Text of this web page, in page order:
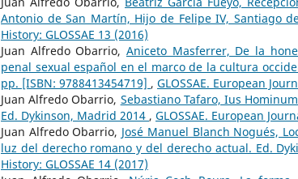
Antonio de San Martín, Hijo de Felipe IV, Santiago
History: GLOSSAE 13 (2016)
Juan Alfredo Obarrio, Aniceto Masferrer, De la
penal sexual español en el marco de la cultura
pp. [ISBN: 9788413454719] , GLOSSAE. European
Juan Alfredo Obarrio, Sebastiano Tafaro, Ius
Ed. Dykinson, Madrid 2014 , GLOSSAE. European
Juan Alfredo Obarrio, José Manuel Blanch Nogués,
luz del derecho romano y del derecho actual. Ed.
History: GLOSSAE 14 (2017)